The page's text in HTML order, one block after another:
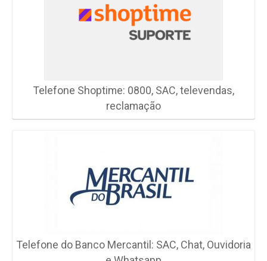
Telefone Shoptime: 0800, SAC, televendas,
reclamação
Telefone do Banco Mercantil: SAC, Chat, Ouvidoria